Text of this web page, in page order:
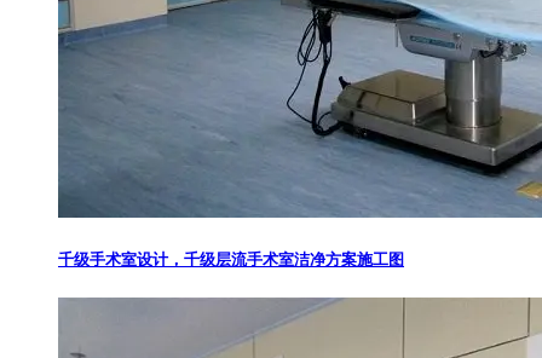
千级手术室设计，千级层流手术室洁净方案施工图